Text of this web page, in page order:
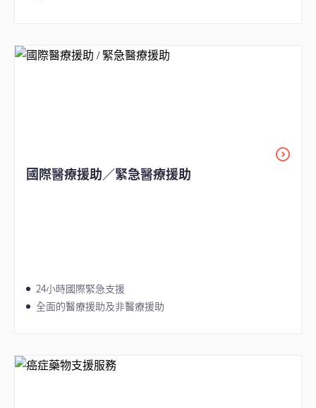
國際醫療援助／緊急醫療援助
24小時國際緊急支援
全面的醫療援助及非醫療援助